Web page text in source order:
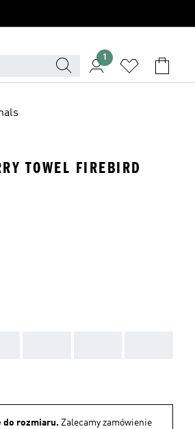
1
TOWEL FIREBIRD
do rozmiaru. Zalecamy zamówienie